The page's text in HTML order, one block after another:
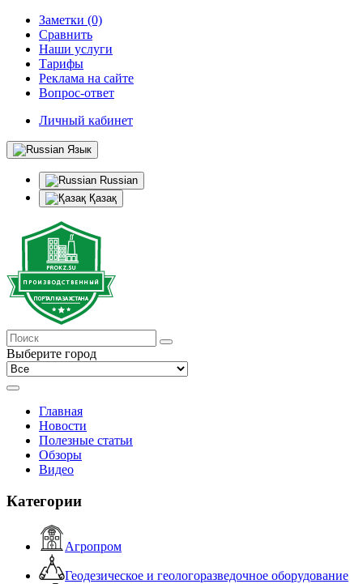
Заметки (0)
Сравнить
Наши услуги
Тарифы
Реклама на сайте
Вопрос-ответ
Личный кабинет
Язык
Russian
Қазақ
Выберите город
Главная
Новости
Полезные статьи
Обзоры
Видео
Категории
Агропром
Геодезическое и геологоразведочное оборудование